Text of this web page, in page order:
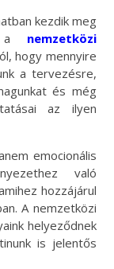
kezdik meg
a nemzetközi
hogy mennyire
a tervezésre,
és még
az ilyen
emocionális
való
hozzájárul
A nemzetközi
helyeződnek
is jelentős